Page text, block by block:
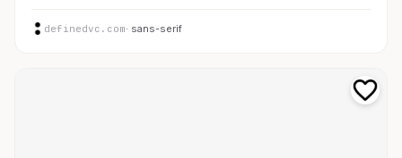
definedvc.com· sans-serif